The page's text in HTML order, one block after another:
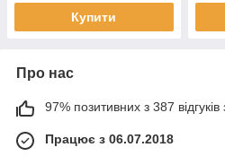
Купити
Про нас
97% позитивних з 387 відгуків
Працює з 06.07.2018